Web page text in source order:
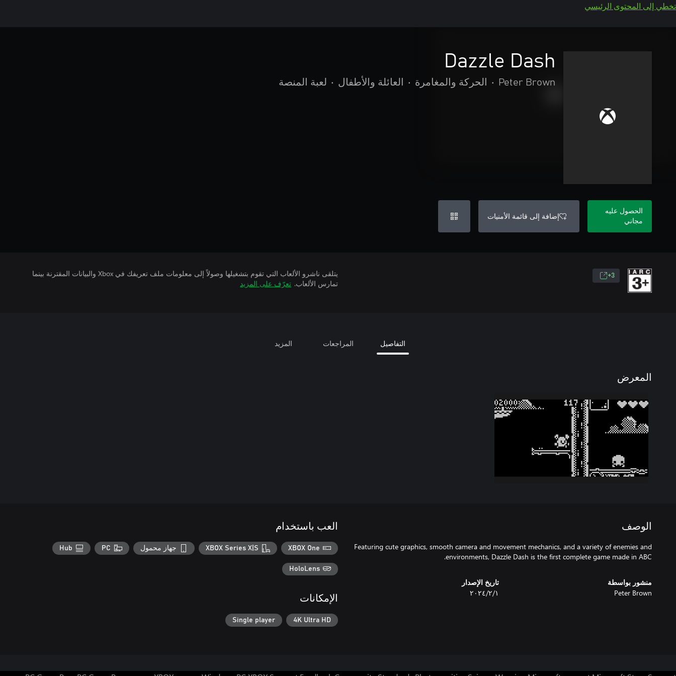
تخطي إلى المحتوى الرئيسي
Dazzle Dash
Peter Brown
• الحركة والمغامرة • العائلة والأطفال • لعبة المنصة
الحصول عليه
مجاني
إضافة إلى قائمة الأمنيات
3+
يتلقى ناشرو الألعاب التي تقوم بتشغيلها وصولاً إلى معلومات ملف تعريفك في Xbox والبيانات المقترنة بينما
تمارس الألعاب. تعرّف على المزيد
التفاصيل المراجعات المزيد
المعرض
الوصف
Featuring cute graphics, smooth camera and movement mechanics, and a variety of enemies and
environments, Dazzle Dash is the first complete game made in ABC.
منشور بواسطة
Peter Brown
تاريخ الإصدار
١‏/٢‏/٢٠٢٤
العب باستخدام
XBOX One
XBOX Series X|S جهاز محمول PC
Hub
HoloLens
الإمكانات
4K Ultra HD
Single player